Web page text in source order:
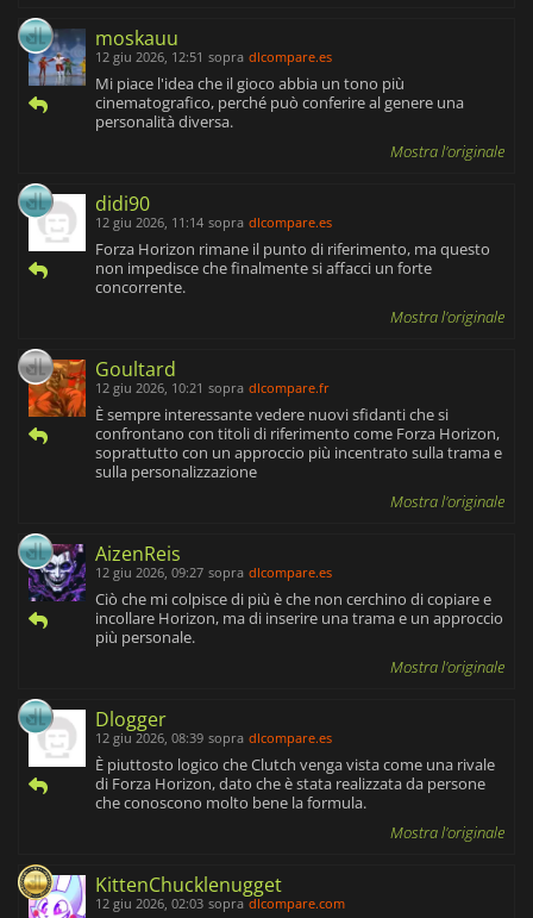
moskauu
12 giu 2026, 12:51 sopra dlcompare.es
Mi piace l'idea che il gioco abbia un tono più
cinematografico, perché può conferire al genere una
personalità diversa.
Mostra l'originale
didi90
12 giu 2026, 11:14 sopra dlcompare.es
Forza Horizon rimane il punto di riferimento, ma questo
non impedisce che finalmente si affacci un forte
concorrente.
Mostra l'originale
Goultard
12 giu 2026, 10:21 sopra dlcompare.fr
È sempre interessante vedere nuovi sfidanti che si
confrontano con titoli di riferimento come Forza Horizon,
soprattutto con un approccio più incentrato sulla trama e
sulla personalizzazione
Mostra l'originale
AizenReis
12 giu 2026, 09:27 sopra dlcompare.es
Ciò che mi colpisce di più è che non cerchino di copiare e
incollare Horizon, ma di inserire una trama e un approccio
più personale.
Mostra l'originale
Dlogger
12 giu 2026, 08:39 sopra dlcompare.es
È piuttosto logico che Clutch venga vista come una rivale
di Forza Horizon, dato che è stata realizzata da persone
che conoscono molto bene la formula.
Mostra l'originale
KittenChucklenugget
12 giu 2026, 02:03 sopra dlcompare.com